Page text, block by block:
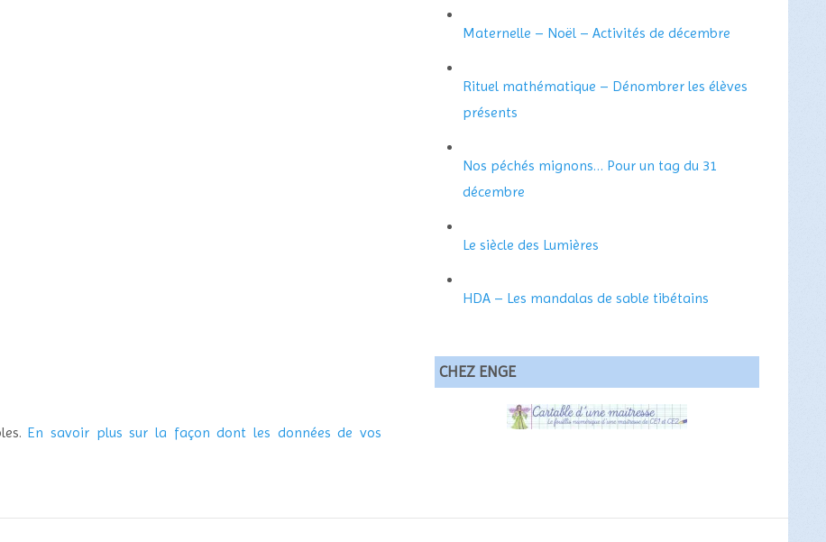
En savoir plus sur la façon dont les données de vos
Maternelle – Noël – Activités de décembre
Rituel mathématique – Dénombrer les élèves
présents
Nos péchés mignons… Pour un tag du 31
décembre
Le siècle des Lumières
HDA – Les mandalas de sable tibétains
CHEZ ENGE